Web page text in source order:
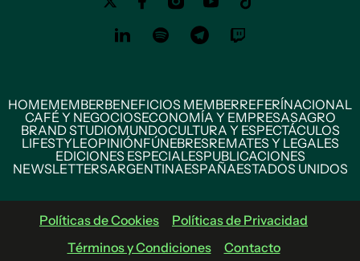
HOMEMEMBERBENEFICIOS MEMBERREFERÍNACIONAL
CAFÉ Y NEGOCIOSECONOMÍA Y EMPRESASAGRO
BRAND STUDIOMUNDOCULTURA Y ESPECTÁCULOS
LIFESTYLEOPINIÓNFÚNEBRESREMATES Y LEGALES
EDICIONES ESPECIALESPUBLICACIONES
NEWSLETTERSARGENTINAESPAÑAESTADOS UNIDOS
Políticas de Cookies
Políticas de Privacidad
Términos y Condiciones
Contacto